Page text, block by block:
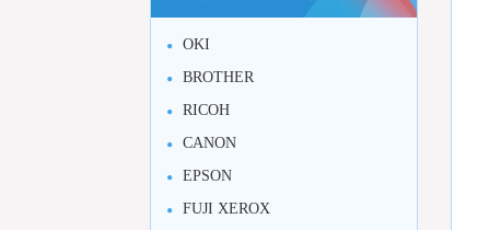
OKI
BROTHER
RICOH
CANON
EPSON
FUJI XEROX